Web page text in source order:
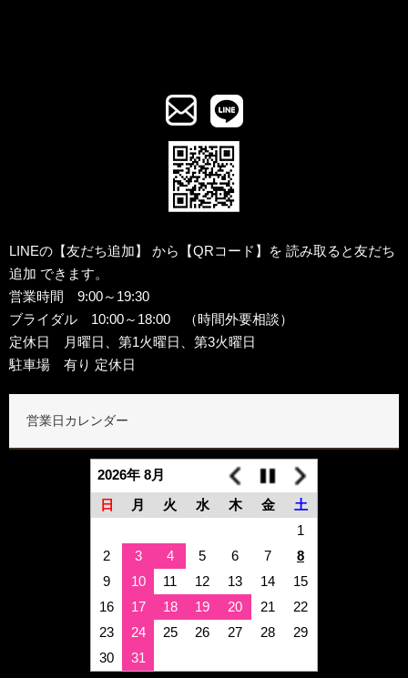
LINEの【友だち追加】 から【QRコード】を 読み取ると友だち
追加 できます。
営業時間 9:00～19:30
ブライダル 10:00～18:00 （時間外要相談）
定休日 月曜日、第1火曜日、第3火曜日
駐車場 有り 定休日
営業日カレンダー
2026年 8月
日
月 火 水 木 金
土
1
2
3 4 5 6 7
8
9
10 11 12 13 14
15
16
17 18 19 20 21
22
23
24 25 26 27 28
29
30
31